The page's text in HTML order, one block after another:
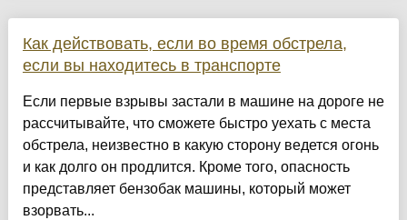
Как действовать, если во время обстрела,
если вы находитесь в транспорте
Если первые взрывы застали в машине на дороге не
рассчитывайте, что сможете быстро уехать с места
обстрела, неизвестно в какую сторону ведется огонь
и как долго он продлится. Кроме того, опасность
представляет бензобак машины, который может
взорвать...